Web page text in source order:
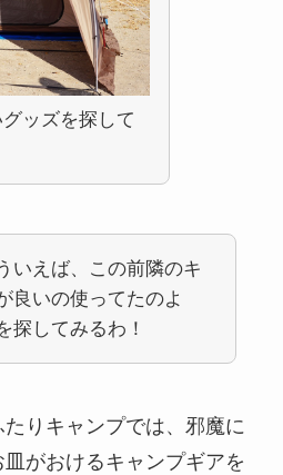
ッズを探して
いえば、この前隣のキ
良いの使ってたのよ
探してみるわ！
りキャンプでは、邪魔に
がおけるキャンプギアを